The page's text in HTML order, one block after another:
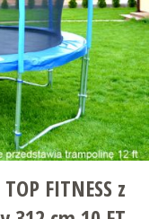
FITNESS z